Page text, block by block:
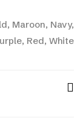
Maroon, Navy,
Red, White